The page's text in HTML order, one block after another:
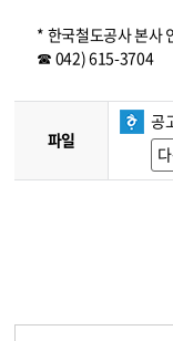
* 한국철도공사 본사
☎ 042) 615-3704
파일
공